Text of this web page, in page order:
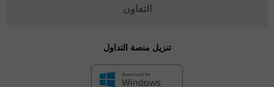
التعاون
تنزيل منصة التداول